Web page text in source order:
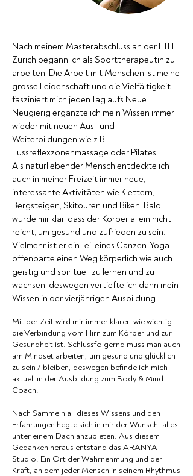
Nach meinem Masterabschluss an der ETH
Zürich begann ich als Sporttherapeutin zu
arbeiten. Die Arbeit mit Menschen ist meine
grosse Leidenschaft und die Vielfältigkeit
fasziniert mich jeden Tag aufs Neue.
Neugierig ergänzte ich mein Wissen immer
wieder mit neuen Aus- und
Weiterbildungen wie z.B.
Fussreflexzonenmassage oder Pilates.
Als naturliebender Mensch entdeckte ich
auch in meiner Freizeit immer neue,
interessante Aktivitäten wie Klettern,
Bergsteigen, Skitouren und Biken. Bald
wurde mir klar, dass der Körper allein nicht
reicht, um gesund und zufrieden zu sein.
Vielmehr ist er ein Teil eines Ganzen. Yoga
offenbarte einen Weg körperlich wie auch
geistig und spirituell zu lernen und zu
wachsen, deswegen vertiefte ich dann mein
Wissen in der vierjährigen Ausbildung.
Mit der Zeit wird mir immer klarer, wie wichtig
die Verbindung vom Hirn zum Körper und zur
Gesundheit ist. Schlussfolgernd muss man auch
am Mindset arbeiten, um gesund und glücklich
zu sein / bleiben, deswegen befinde ich mich
aktuell in der Ausbildung zum Body & Mind
Coach.
Nach Sammeln all dieses Wissens und den
Erfahrungen hegte sich in mir der Wunsch, alles
unter einem Dach anzubieten. Aus diesem
Gedanken heraus entstand das ARANYA
Studio. Ein Ort der Wahrnehmung und der
Kraft, an dem jeder Mensch in seinem Rhythmus